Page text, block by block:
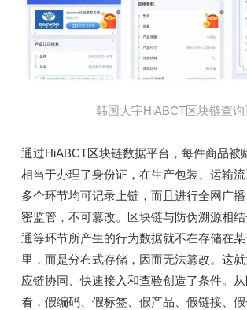
韩国大宇HiABCT区块链查询
通过HiABCT区块链数据平台，每件商品被
相当于办理了身份证，在生产包装、运输
多个环节均可记录上链，而且进行全网广
密监管，不可篡改。区块链与防伪溯源相
通等环节所产生的行为数据就不在存储在
里，而是分布式存储，因而无法篡改。这
应链协同、快速接入和查验创造了条件。
看，假编码、假标签、假产品、假链接、